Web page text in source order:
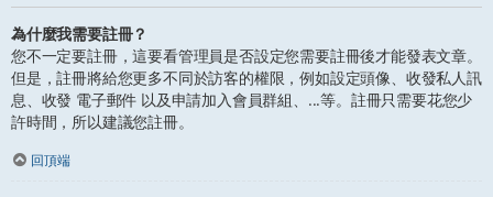
為什麼我需要註冊？
您不一定要註冊，這要看管理員是否設定您需要註冊後才能發表文章。
但是，註冊將給您更多不同於訪客的權限，例如設定頭像、收發私人訊
息、收發 電子郵件 以及申請加入會員群組、...等。註冊只需要花您少
許時間，所以建議您註冊。
回頂端